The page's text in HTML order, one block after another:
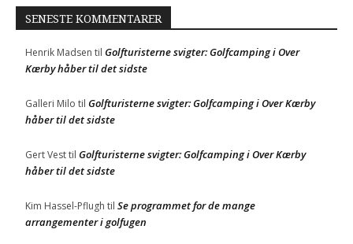
SENESTE KOMMENTARER
Henrik Madsen til Golfturisterne svigter: Golfcamping i Over
Kærby håber til det sidste
Galleri Milo til Golfturisterne svigter: Golfcamping i Over Kærby
håber til det sidste
Gert Vesttil Golfturisterne svigter: Golfcamping i Over Kærby
håber til det sidste
Kim Hassel-Pflugh til Se programmet for de mange
arrangementer i golfugen